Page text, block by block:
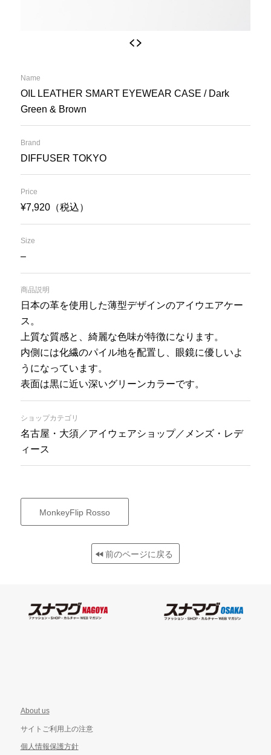
Name
OIL LEATHER SMART EYEWEAR CASE / Dark
Green & Brown
Brand
DIFFUSER TOKYO
Price
¥7,920（税込）
Size
–
商品説明
日本の革を使用した薄型デザインのアイウエアケー
ス。
上質な質感と、綺麗な色味が特徴になります。
内側には化繊のパイル地を配置し、眼鏡に優しいよ
うになっています。
表面は黒に近い深いグリーンカラーです。
ショップカテゴリ
名古屋・大須／アイウェアショップ／メンズ・レデ
ィース
MonkeyFlip Rosso
前のページに戻る
About us
サイトご利用上の注意
個人情報保護方針